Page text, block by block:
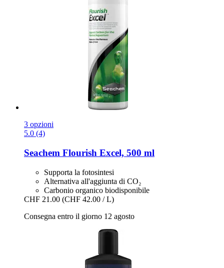
3 opzioni
5.0 (4)
Seachem Flourish Excel, 500 ml
Supporta la fotosintesi
Alternativa all'aggiunta di CO₂
Carbonio organico biodisponibile
CHF 21.00 (CHF 42.00 / L)
Consegna entro il giorno 12 agosto